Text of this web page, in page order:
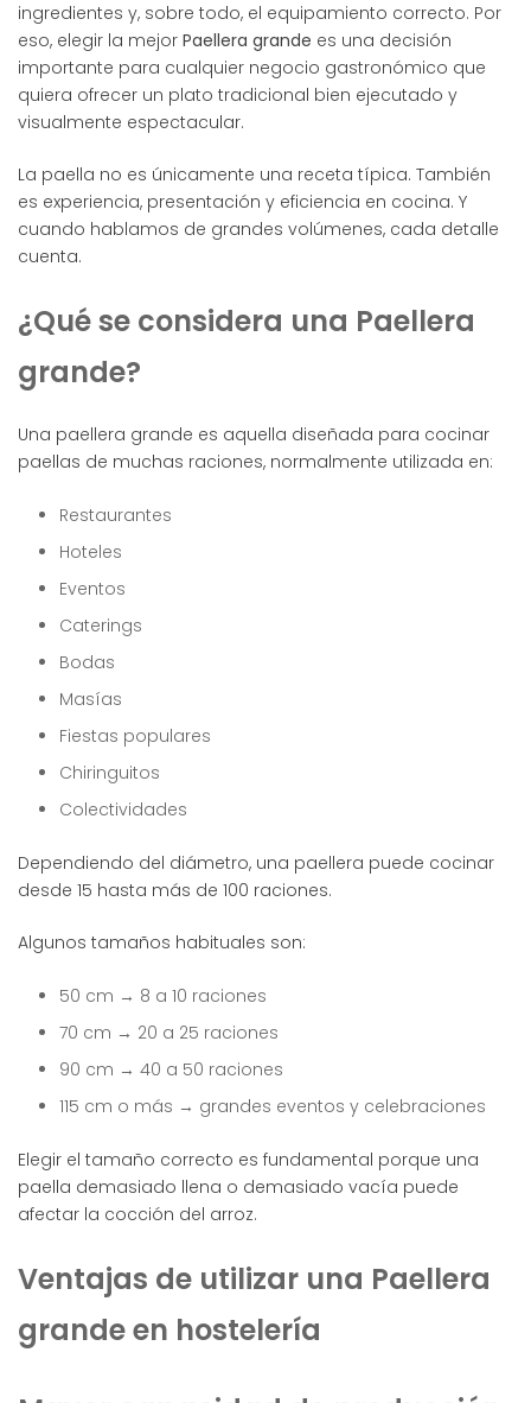
ingredientes y, sobre todo, el equipamiento correcto. Por
eso, elegir la mejor Paellera grande es una decisión
importante para cualquier negocio gastronómico que
quiera ofrecer un plato tradicional bien ejecutado y
visualmente espectacular.
La paella no es únicamente una receta típica. También
es experiencia, presentación y eficiencia en cocina. Y
cuando hablamos de grandes volúmenes, cada detalle
cuenta.
¿Qué se considera una Paellera
grande?
Una paellera grande es aquella diseñada para cocinar
paellas de muchas raciones, normalmente utilizada en:
Restaurantes
Hoteles
Eventos
Caterings
Bodas
Masías
Fiestas populares
Chiringuitos
Colectividades
Dependiendo del diámetro, una paellera puede cocinar
desde 15 hasta más de 100 raciones.
Algunos tamaños habituales son:
50 cm → 8 a 10 raciones
70 cm → 20 a 25 raciones
90 cm → 40 a 50 raciones
115 cm o más → grandes eventos y celebraciones
Elegir el tamaño correcto es fundamental porque una
paella demasiado llena o demasiado vacía puede
afectar la cocción del arroz.
Ventajas de utilizar una Paellera
grande en hostelería